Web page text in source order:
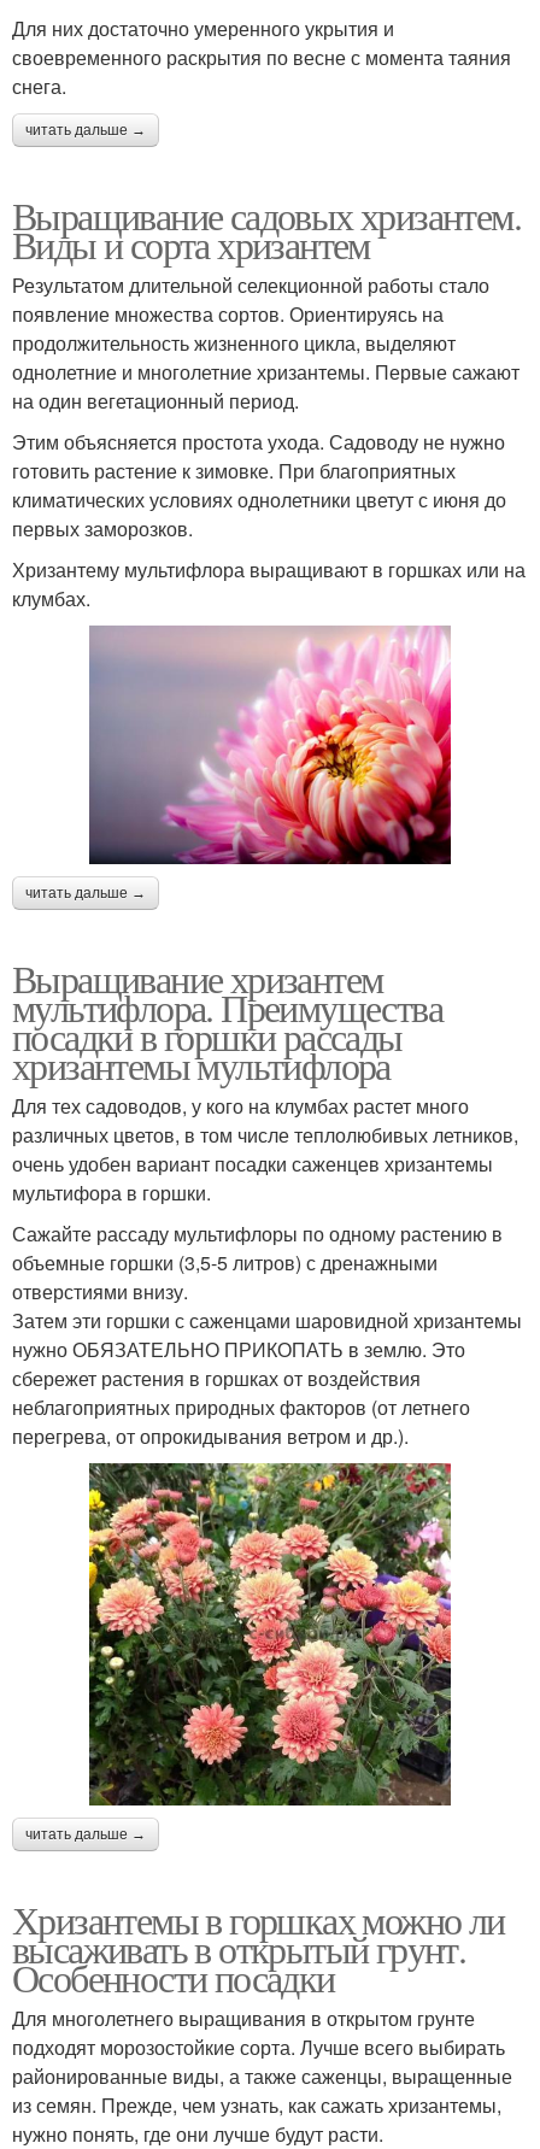
Для них достаточно умеренного укрытия и
своевременного раскрытия по весне с момента таяния
снега.
читать дальше →
Выращивание садовых хризантем.
Виды и сорта хризантем
Результатом длительной селекционной работы стало
появление множества сортов. Ориентируясь на
продолжительность жизненного цикла, выделяют
однолетние и многолетние хризантемы. Первые сажают
на один вегетационный период.
Этим объясняется простота ухода. Садоводу не нужно
готовить растение к зимовке. При благоприятных
климатических условиях однолетники цветут с июня до
первых заморозков.
Хризантему мультифлора выращивают в горшках или на
клумбах.
читать дальше →
Выращивание хризантем
мультифлора. Преимущества
посадки в горшки рассады
хризантемы мультифлора
Для тех садоводов, у кого на клумбах растет много
различных цветов, в том числе теплолюбивых летников,
очень удобен вариант посадки саженцев хризантемы
мультифора в горшки.
Сажайте рассаду мультифлоры по одному растению в
объемные горшки (3,5-5 литров) с дренажными
отверстиями внизу.
Затем эти горшки с саженцами шаровидной хризантемы
нужно ОБЯЗАТЕЛЬНО ПРИКОПАТЬ в землю. Это
сбережет растения в горшках от воздействия
неблагоприятных природных факторов (от летнего
перегрева, от опрокидывания ветром и др.).
читать дальше →
Хризантемы в горшках можно ли
высаживать в открытый грунт.
Особенности посадки
Для многолетнего выращивания в открытом грунте
подходят морозостойкие сорта. Лучше всего выбирать
районированные виды, а также саженцы, выращенные
из семян. Прежде, чем узнать, как сажать хризантемы,
нужно понять, где они лучше будут расти.